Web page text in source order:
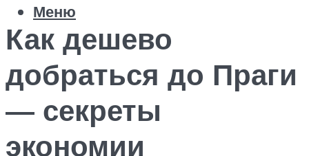
Меню
Как дешево
добраться до Праги
— секреты
экономии